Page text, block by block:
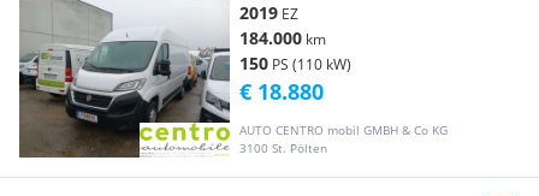
2019 EZ
184.000 km
150 PS (110 kW)
AUTO CENTRO mobil GMBH & Co KG
3100 St. Pölten
€ 18.880